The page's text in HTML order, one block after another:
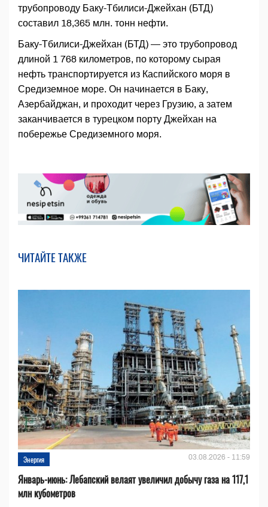
трубопроводу Баку-Тбилиси-Джейхан (БТД)
составил 18,365 млн. тонн нефти.
Баку-Тбилиси-Джейхан (БТД) — это трубопровод
длиной 1 768 километров, по которому сырая
нефть транспортируется из Каспийского моря в
Средиземное море. Он начинается в Баку,
Азербайджан, и проходит через Грузию, а затем
заканчивается в турецком порту Джейхан на
побережье Средиземного моря.
ЧИТАЙТЕ ТАКЖЕ
Энергия 03.08.2026 - 11:59
Январь-июнь: Лебапский велаят увеличил добычу газа на 117,1
млн кубометров